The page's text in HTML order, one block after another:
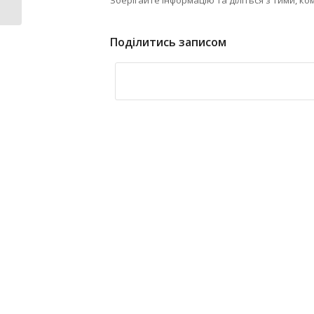
Поділитись записом